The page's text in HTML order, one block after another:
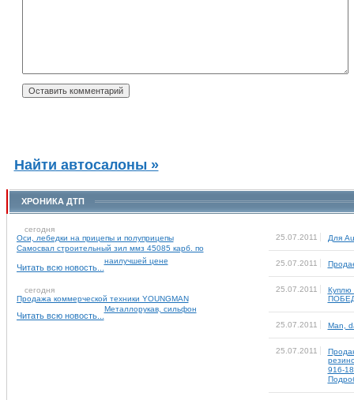
Найти автосалоны »
ХРОНИКА ДТП
сегодня
Оси, лебедки на прицепы и полуприцепы
Самосвал строительный зил ммз 45085 карб. по
наилучшей цене
Читать всю новость...
сегодня
Продажа коммерческой техники YOUNGMAN
Металлорукав, сильфон
Читать всю новость...
25.07.2011 Для
25.07.2011
25.07.2011 Куплю
25.07.2011 Man,
25.07.2011
916-